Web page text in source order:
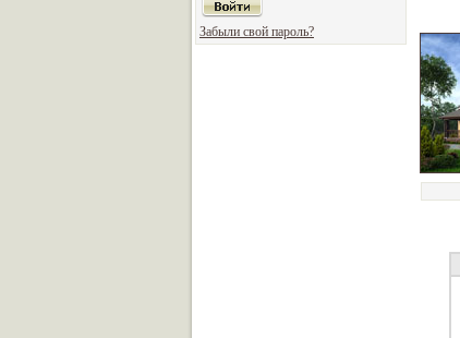
Забыли свой пароль?